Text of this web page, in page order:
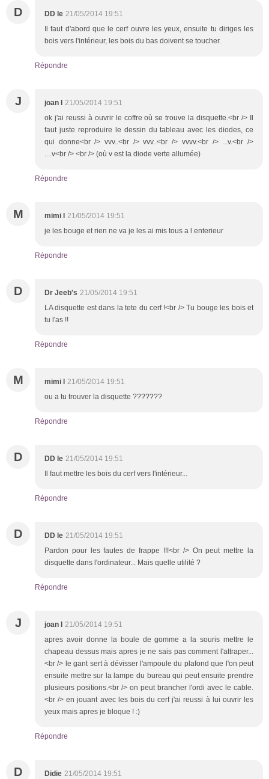
D DD le 21/05/2014 19:51
Il faut d'abord que le cerf ouvre les yeux, ensuite tu diriges les
bois vers l'intérieur, les bois du bas doivent se toucher.
Répondre
J joan l 21/05/2014 19:51
ok j'ai reussi à ouvrir le coffre où se trouve la disquette.<br /> Il
faut juste reproduire le dessin du tableau avec les diodes, ce
qui donne<br /> vvv..<br /> vvv..<br /> vvvv.<br /> ...v.<br />
....v<br /> <br /> (où v est la diode verte allumée)
Répondre
M mimi l 21/05/2014 19:51
je les bouge et rien ne va je les ai mis tous a l enterieur
Répondre
D Dr Jeeb's 21/05/2014 19:51
LA disquette est dans la tete du cerf !<br /> Tu bouge les bois et
tu l'as !!
Répondre
M mimi l 21/05/2014 19:51
ou a tu trouver la disquette ???????
Répondre
D DD le 21/05/2014 19:51
Il faut mettre les bois du cerf vers l'intérieur...
Répondre
D DD le 21/05/2014 19:51
Pardon pour les fautes de frappe !!!<br /> On peut mettre la
disquette dans l'ordinateur... Mais quelle utilité ?
Répondre
J joan l 21/05/2014 19:51
apres avoir donne la boule de gomme a la souris mettre le
chapeau dessus mais apres je ne sais pas comment l'attraper...
<br /> le gant sert à dévisser l'ampoule du plafond que l'on peut
ensuite mettre sur la lampe du bureau qui peut ensuite prendre
plusieurs positions.<br /> on peut brancher l'ordi avec le cable.
<br /> en jouant avec les bois du cerf j'ai reussi à lui ouvrir les
yeux mais apres je bloque ! :)
Répondre
D Didie 21/05/2014 19:51